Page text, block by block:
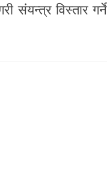
संयन्त्र विस्तार